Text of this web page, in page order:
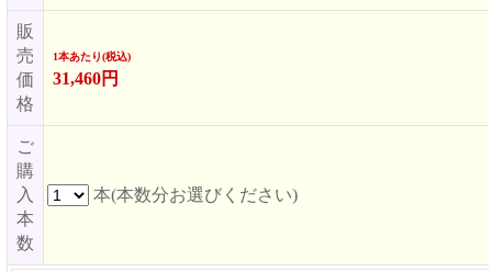
販
売
価
格
1本あたり(税込)
31,460円
ご
購
入
本
数
本(本数分お選びください)